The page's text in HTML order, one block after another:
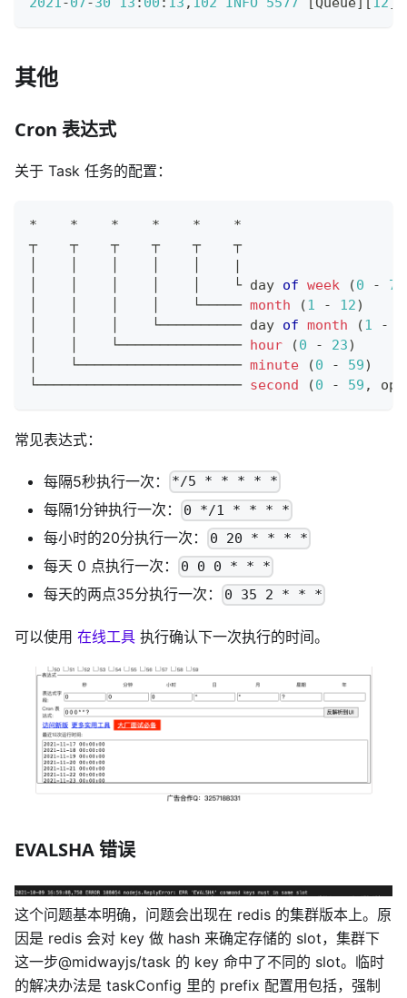
其他
Cron 表达式
关于 Task 任务的配置：
* * * * *
*
┬    ┬    ┬    ┬    ┬    ┬
|
│    │    │    │    │    └ day of week (0 - 7
│    │    │    │    └───── month (1 - 12)
│    │    │    └────────── day of month (1 -
│    │    └─────────────── hour (0 - 23)
│    └──────────────────── minute (0 - 59)
└───────────────────────── second (0 - 59 ,
常见表达式：
每隔5秒执行一次： */5 * * * * *
每隔1分钟执行一次： 0 */1 * * * *
每小时的20分执行一次： 0 20 * * * *
每天 0 点执行一次： 0 0 0 * * *
每天的两点35分执行一次： 0 35 2 * * *
可以使用 在线工具 执行确认下一次执行的时间。
EVALSHA 错误
这个问题基本明确，问题会出现在 redis 的集群版本上。原
因是 redis 会对 key 做 hash 来确定存储的 slot，集群下
这一步@midwayjs/task 的 key 命中了不同的 slot。临时
的解决办法是 taskConfig 里的 prefix 配置用包括，强制